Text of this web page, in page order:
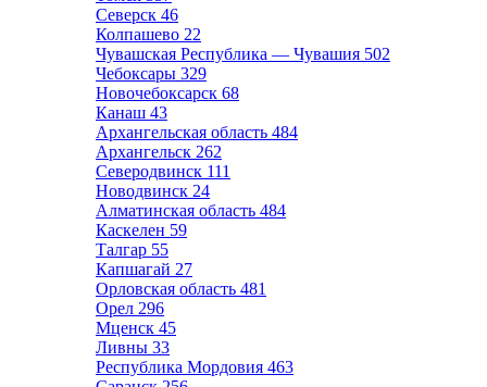
Северск 46
Колпашево 22
Чувашская Республика — Чувашия 502
Чебоксары 329
Новочебоксарск 68
Канаш 43
Архангельская область 484
Архангельск 262
Северодвинск 111
Новодвинск 24
Алматинская область 484
Каскелен 59
Талгар 55
Капшагай 27
Орловская область 481
Орел 296
Мценск 45
Ливны 33
Республика Мордовия 463